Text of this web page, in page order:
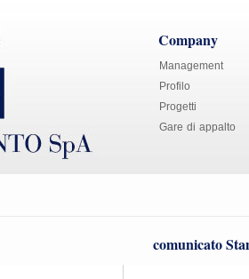
Company
Management
Profilo
Progetti
Gare di appalto
comunicato